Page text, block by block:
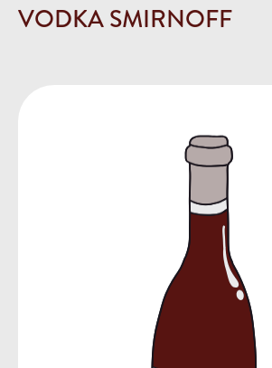
VODKA SMIRNOFF